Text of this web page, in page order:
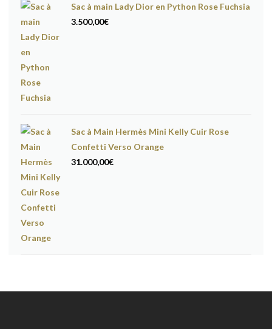
Sac à main Lady Dior en Python Rose Fuchsia
3.500,00€
Sac à Main Hermès Mini Kelly Cuir Rose
Confetti Verso Orange
31.000,00€